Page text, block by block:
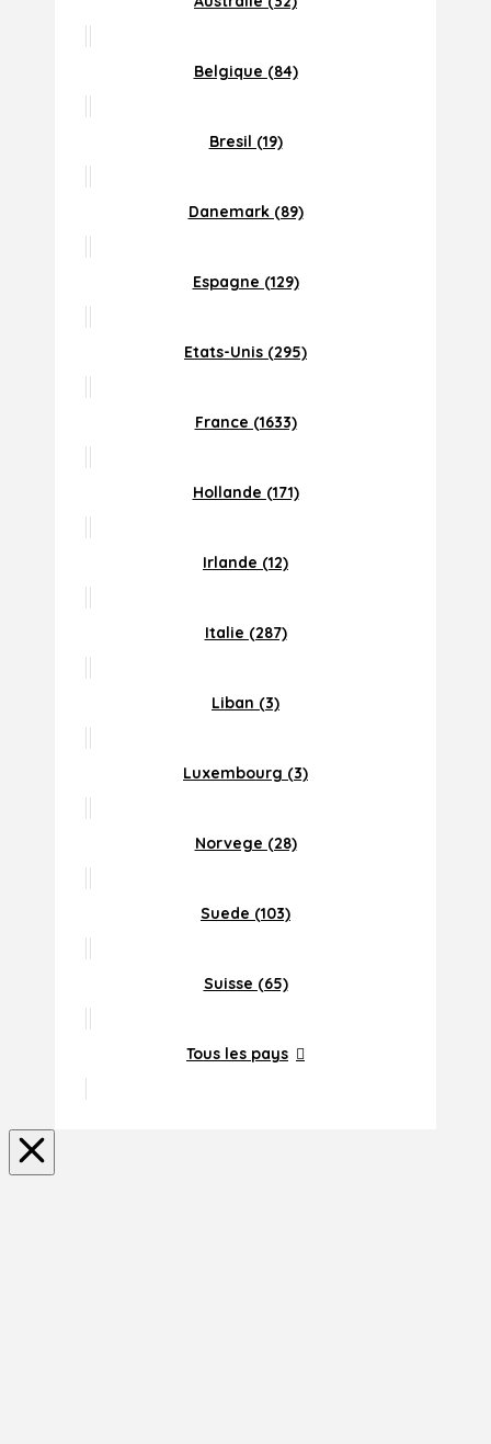
Belgique (84)
Bresil (19)
Danemark (89)
Espagne (129)
Etats-Unis (295)
France (1633)
Hollande (171)
Irlande (12)
Italie (287)
Liban (3)
Luxembourg (3)
Norvege (28)
Suede (103)
Suisse (65)
Tous les pays